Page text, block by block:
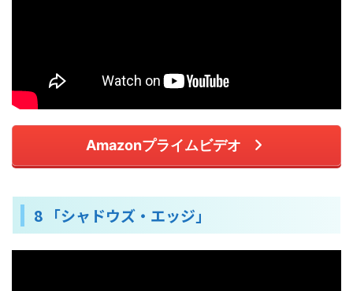
Amazonプライムビデオ
8 「シャドウズ・エッジ」